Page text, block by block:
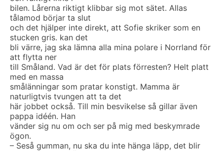
bilen. Lårerna riktigt klibbar sig mot sätet. Allas
tålamod börjar ta slut
och det hjälper inte direkt, att Sofie skriker som en
stucken gris. kan det
bli värre, jag ska lämna alla mina polare i Norrland för
att flytta ner
till Småland. Vad är det för plats förresten? Helt platt
med en massa
smålänningar som pratar konstigt. Mamma är
naturligtvis tvungen att ta det
här jobbet också. Till min besvikelse så gillar även
pappa idéén. Han
vänder sig nu om och ser på mig med beskymrade
ögon.
– Seså gumman, nu ska du inte hänga läpp, det blir